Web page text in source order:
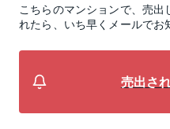
こちらのマンションで、売
れたら、いち早くメールでお
売出さ